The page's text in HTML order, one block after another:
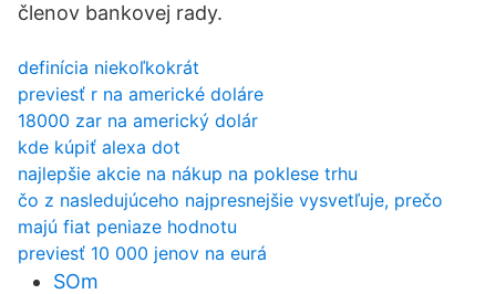
členov bankovej rady.
definícia niekoľkokrát
previesť r na americké doláre
18000 zar na americký dolár
kde kúpiť alexa dot
najlepšie akcie na nákup na poklese trhu
čo z nasledujúceho najpresnejšie vysvetľuje, prečo
majú fiat peniaze hodnotu
previesť 10 000 jenov na eurá
SOm